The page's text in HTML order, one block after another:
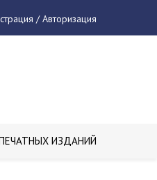
/ Авторизация
ИЗДАНИЙ